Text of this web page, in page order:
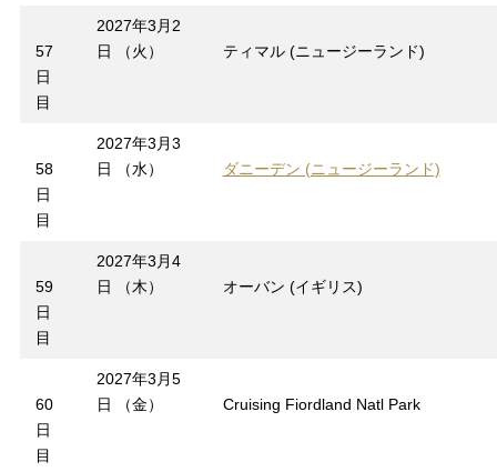
57
日
目
2027年3月2
日 （火）
ティマル (ニュージーランド)
58
日
目
2027年3月3
日 （水）
ダニーデン (ニュージーランド)
59
日
目
2027年3月4
日 （木）
オーバン (イギリス)
60
日
目
2027年3月5
日 （金）
Cruising Fiordland Natl Park